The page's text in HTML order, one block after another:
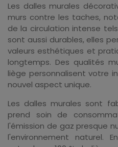
Les dalles murales
murs contre les taches,
de la circulation intense
sont aussi durables, elles
valeurs esthétiques et
longtemps. Des qualités
liège personnalisent votre
nouvel aspect unique.
Les dalles murales sont
prend soin de
l'émission de gaz presque
l'environnement naturel.